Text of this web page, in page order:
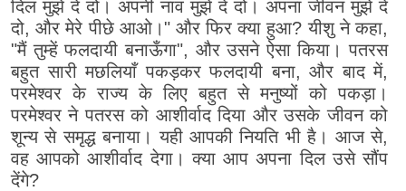
दिल मुझे दे दो। अपनी नाव मुझे दे दो। अपना जीवन मुझे दे
दो, और मेरे पीछे आओ।" और फिर क्या हुआ? यीशु ने कहा,
"मैं तुम्हें फलदायी बनाऊँगा", और उसने ऐसा किया। पतरस
बहुत सारी मछलियाँ पकड़कर फलदायी बना, और बाद में,
परमेश्वर के राज्य के लिए बहुत से मनुष्यों को पकड़ा।
परमेश्वर ने पतरस को आशीर्वाद दिया और उसके जीवन को
शून्य से समृद्ध बनाया। यही आपकी नियति भी है। आज से,
वह आपको आशीर्वाद देगा। क्या आप अपना दिल उसे सौंप
देंगे?